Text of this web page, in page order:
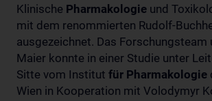
Klinische Pharmakologie und
mit dem renommierten Rudolf-
ausgezeichnet. Das Forschungsteam
Maier konnte in einer Studie unter
Sitte vom Institut für Pharmakologie
Wien in Kooperation mit Volodymyr